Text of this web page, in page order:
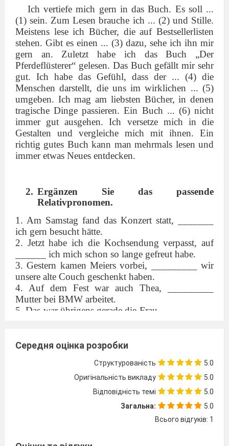
Ich vertiefe mich gern in das Buch. Es soll ...
(1) sein. Zum Lesen brauche ich ... (2) und Stille.
Meistens lese ich Bücher, die auf Bestsellerlisten
stehen. Gibt es einen ... (3) dazu, sehe ich ihn mir
gern an. Zuletzt habe ich das Buch „Der
Pferdeflüsterer“ gelesen. Das Buch gefällt mir sehr
gut. Ich habe das Gefühl, dass der ... (4) die
Menschen darstellt, die uns im wirklichen ... (5)
umgeben. Ich mag am liebsten Bücher, in denen
tragische Dinge passieren. Ein Buch ... (6) nicht
immer gut ausgehen. Ich versetze mich in die
Gestalten und vergleiche mich mit ihnen. Ein
richtig gutes Buch kann man mehrmals lesen und
immer etwas Neues entdecken.
Ergänzen Sie das passende
Relativpronomen.
1. Am Samstag fand das Konzert statt, _______
ich gern besucht hätte.
2. Jetzt habe ich die Kochsendung verpasst, auf
______ ich mich schon so lange gefreut habe.
3. Gestern kamen Meiers vorbei, _________ wir
unsere alte Couch geschenkt haben.
4. Auf dem Fest war auch Thea, _________
Mutter bei BMW arbeitet.
5. Das war übrigens gerade die Frau, __________
Fernsehen, in _________ es um Energiesparen
7. Wir hatten neulich Franz Hohler bei uns zu
Besuch, ________ Bücher man jetzt überall im
3. Verbinden Sie die Sätze mit einem
Komma.
Середня оцінка розробки
Структурованість
5.0
Оригінальність викладу
5.0
Відповідність темі
5.0
Загальна:
5.0
Всього відгуків: 1